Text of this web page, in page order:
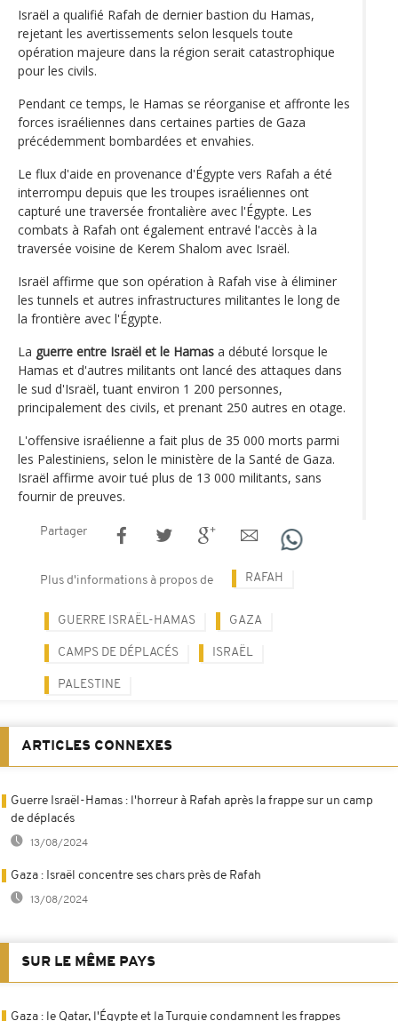
Israël a qualifié Rafah de dernier bastion du Hamas,
rejetant les avertissements selon lesquels toute
opération majeure dans la région serait catastrophique
pour les civils.
Pendant ce temps, le Hamas se réorganise et affronte les
forces israéliennes dans certaines parties de Gaza
précédemment bombardées et envahies.
Le flux d'aide en provenance d'Égypte vers Rafah a été
interrompu depuis que les troupes israéliennes ont
capturé une traversée frontalière avec l'Égypte. Les
combats à Rafah ont également entravé l'accès à la
traversée voisine de Kerem Shalom avec Israël.
Israël affirme que son opération à Rafah vise à éliminer
les tunnels et autres infrastructures militantes le long de
la frontière avec l'Égypte.
La guerre entre Israël et le Hamas a débuté lorsque le
Hamas et d'autres militants ont lancé des attaques dans
le sud d'Israël, tuant environ 1 200 personnes,
principalement des civils, et prenant 250 autres en otage.
L'offensive israélienne a fait plus de 35 000 morts parmi
les Palestiniens, selon le ministère de la Santé de Gaza.
Israël affirme avoir tué plus de 13 000 militants, sans
fournir de preuves.
Partager
Plus d'informations à propos de RAFAH
GUERRE ISRAËL-HAMAS GAZA
CAMPS DE DÉPLACÉS ISRAËL
PALESTINE
ARTICLES CONNEXES
Guerre Israël-Hamas : l'horreur à Rafah après la frappe sur un camp
de déplacés
13/08/2024
Gaza : Israël concentre ses chars près de Rafah
13/08/2024
SUR LE MÊME PAYS
Gaza : le Qatar, l'Égypte et la Turquie condamnent les frappes